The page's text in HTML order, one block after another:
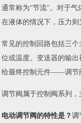
通常称为“节流"。对于
在液体的情况下，压力
常见的控制回路包括三
位或温度。变送器的输
给最终控制元件——调节
调节阀属于控制阀系列
电动调节阀的特性是？ 调